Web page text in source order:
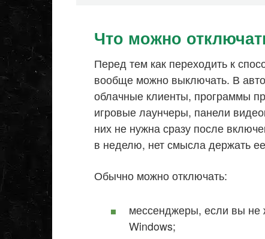
Что можно
Перед тем как переходить к
вообще можно выключать. В
облачные клиенты, программы
игровые лаунчеры, панели
них не нужна сразу после
в неделю, нет смысла держать
Обычно можно отключать:
мессенджеры, если вы не
Windows;